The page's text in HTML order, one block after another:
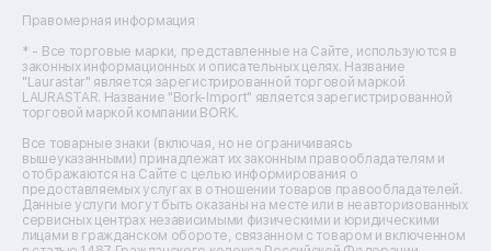
Ремонт фенов
Ремонт цифровых биноклей
Ремонт тепловизоров
Ремонт массажных кресел
Ремонт водонагревателей
Ремонт вытяжек
Ремонт источников бесперебойного питания
Ремонт пароварок
Ремонт микшерных пультов
Ремонт dj-пультов
Ремонт кухонных плит
Ремонт стедикамов
Правомерная информация
* - Все торговые марки, представленные на Сайте, используются в
законных информационных и описательных целях. Название
"Laurastar" является зарегистрированной торговой маркой
LAURASTAR. Название "Bork-Import" является зарегистрированной
торговой маркой компании BORK.
Все товарные знаки (включая, но не ограничиваясь
вышеуказанными) принадлежат их законным правообладателям и
отображаются на Сайте с целью информирования о
предоставляемых услугах в отношении товаров правообладателей.
Данные услуги могут быть оказаны на месте или в неавторизованных
сервисных центрах независимыми физическими и юридическими
лицами в гражданском обороте, связанном с товаром и включенном